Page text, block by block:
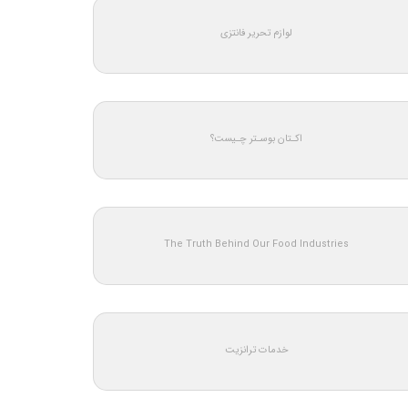
لوازم تحریر فانتزی
اکـتان بوسـتر چـیست؟
The Truth Behind Our Food Industries
خدمات ترانزیت